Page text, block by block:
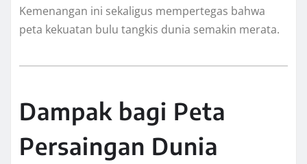
Kemenangan ini sekaligus mempertegas bahwa
peta kekuatan bulu tangkis dunia semakin merata.
Dampak bagi Peta
Persaingan Dunia